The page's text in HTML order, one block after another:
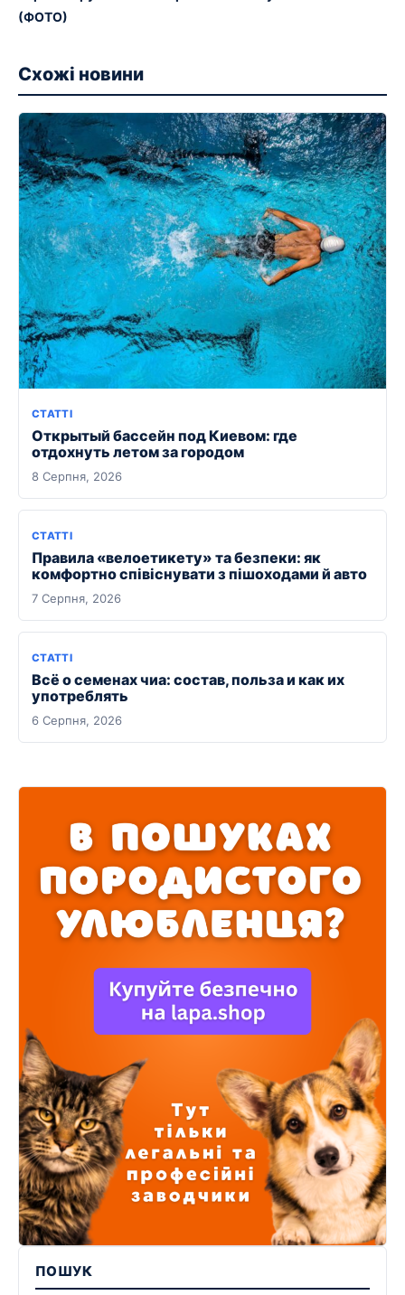
(ФОТО)
Схожі новини
СТАТТІ
Открытый бассейн под Киевом: где
отдохнуть летом за городом
8 Серпня, 2026
СТАТТІ
Правила «велоетикету» та безпеки: як
комфортно співіснувати з пішоходами й авто
7 Серпня, 2026
СТАТТІ
Всё о семенах чиа: состав, польза и как их
употреблять
6 Серпня, 2026
ПОШУК